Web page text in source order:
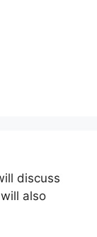
discuss
also